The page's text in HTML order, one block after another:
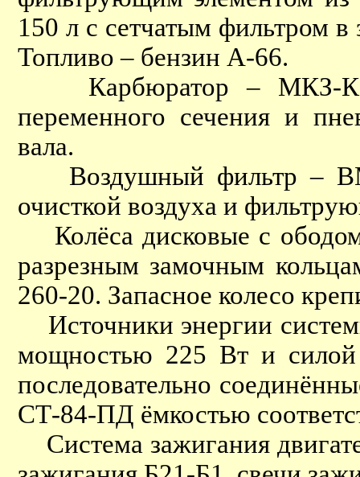
150 л с сетчатым фильтром
Топливо – бензин А-66.
Карбюратор – МКЗ-К-
переменного сечения и
вала.
Воздушный фильтр – ВМ-
очисткой воздуха и
Колёса дисковые с
разрезным замочным
260-20. Запасное колесо
Источники энергии
мощностью 225 Вт и силой
последовательно
СТ-84-ПД ёмкостью
Система зажигания